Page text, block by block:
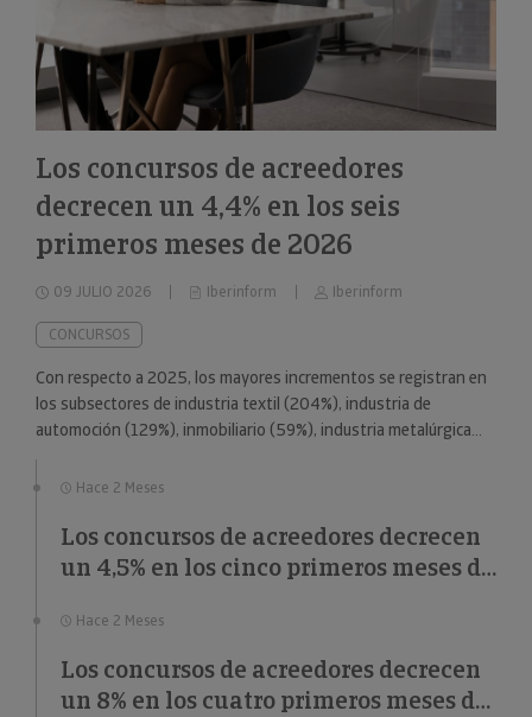
Los concursos de acreedores
decrecen un 4,4% en los seis
primeros meses de 2026
09 JULIO 2026 Iberinform Iberinform
CONCURSOS
Con respecto a 2025, los mayores incrementos se registran en
los subsectores de industria textil (204%), industria de
automoción (129%), inmobiliario (59%), industria metalúrgica
(57%) y educación (49%).
Hace 2 Meses
Los concursos de acreedores decrecen
un 4,5% en los cinco primeros meses de
Hace 2 Meses
Los concursos de acreedores decrecen
un 8% en los cuatro primeros meses de